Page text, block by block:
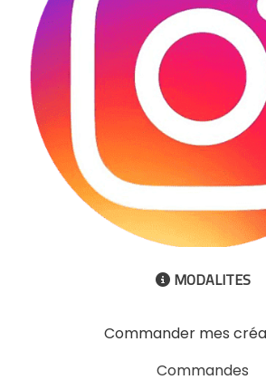
 MODALITES
Commander mes
Commandes